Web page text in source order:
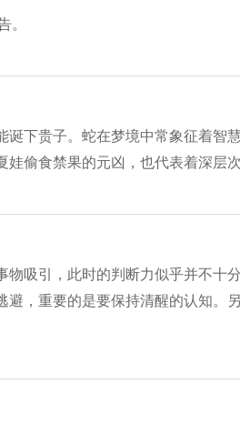
。
下贵子。蛇在梦境中常象征着智
偷食禁果的元凶，也代表着深层
吸引，此时的判断力似乎并不十
，重要的是要保持清醒的认知。